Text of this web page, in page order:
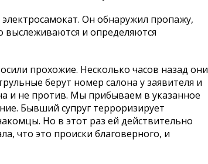
Он обнаружил пропажу,
выслеживаются и определяются
прохожие. Несколько часов назад они
берут номер салона у заявителя и
и не против. Мы прибываем в указанное
Бывший супруг терроризирует
Но в этот раз ей действительно
что это происки благоверного, и